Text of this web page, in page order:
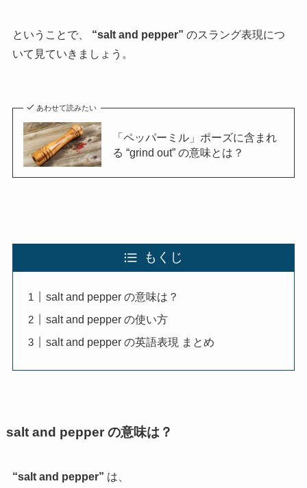
ということで、 “salt and pepper” のスラング表現につ
いて見ていきましょう。
あわせて読みたい
「ペッパーミル」ポーズに含まれ
る “grind out” の意味とは？
もくじ
salt and pepper の意味は？
salt and pepper の使い方
salt and pepper の英語表現 まとめ
salt and pepper の意味は？
“salt and pepper” は、